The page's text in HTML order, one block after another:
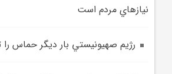
نيازهاي مردم است
رژيم صهيونيستي بار ديگر حماس را